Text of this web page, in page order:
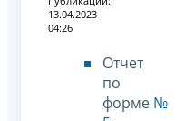
13.04.2023
04:26
Отчет
по
форме №